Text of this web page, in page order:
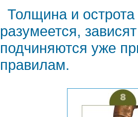
Толщина и острота
разумеется,
подчиняются уже
правилам.